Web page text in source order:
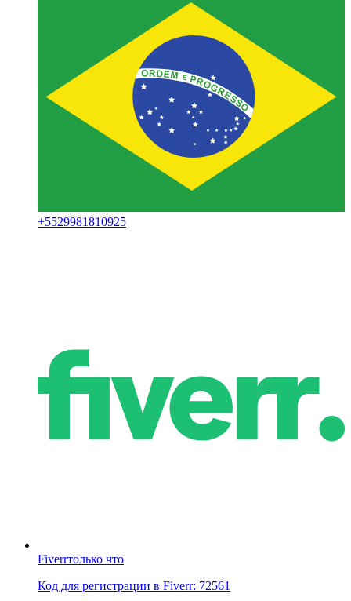
+5529981810925
Fiverrтолько что
Код для регистрации в Fiverr: 72561